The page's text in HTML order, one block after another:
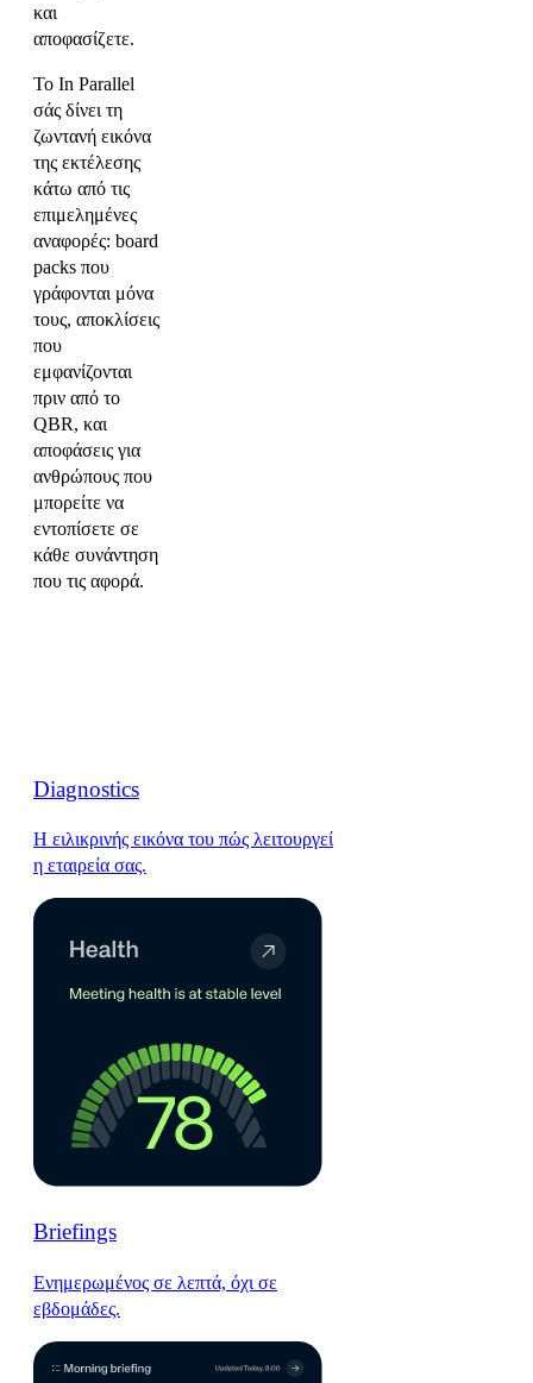
και
αποφασίζετε.
Το In Parallel
σάς δίνει τη
ζωντανή εικόνα
της εκτέλεσης
κάτω από τις
επιμελημένες
αναφορές: board
packs που
γράφονται μόνα
τους, αποκλίσεις
που
εμφανίζονται
πριν από το
QBR, και
αποφάσεις για
ανθρώπους που
μπορείτε να
εντοπίσετε σε
κάθε συνάντηση
που τις αφορά.
Diagnostics
Η ειλικρινής εικόνα του πώς λειτουργεί
η εταιρεία σας.
Briefings
Ενημερωμένος σε λεπτά, όχι σε
εβδομάδες.